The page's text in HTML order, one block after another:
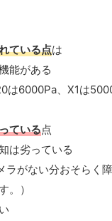
ている点は
能がある
は6000Pa、X1は
ている点
は劣っている
ラがない分おそらく
。）